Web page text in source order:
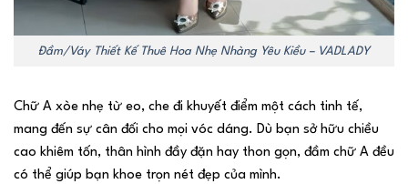
Đầm/Váy Thiết Kế Thuê Hoa Nhẹ Nhàng Yêu Kiều – VADLADY
Chữ A xòe nhẹ từ eo, che đi khuyết điểm một cách tinh tế,
mang đến sự cân đối cho mọi vóc dáng. Dù bạn sở hữu chiều
cao khiêm tốn, thân hình đầy đặn hay thon gọn, đầm chữ A đều
có thể giúp bạn khoe trọn nét đẹp của mình.